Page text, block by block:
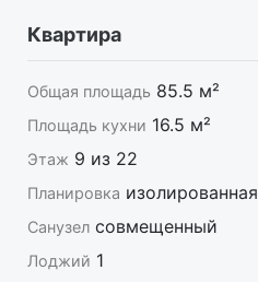
Квартира
Общая площадь 85.5 м²
Площадь кухни 16.5 м²
Этаж 9 из 22
Планировка изолированная
Санузел совмещенный
Лоджий 1